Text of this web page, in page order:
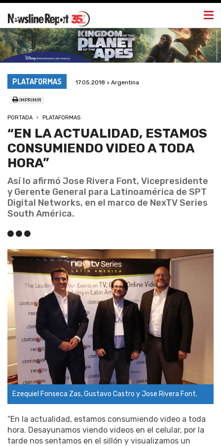
PLATAFORMAS 17.05.2018 > Argentina
IMPRIMIR
PORTADA PLATAFORMAS
“EN LA ACTUALIDAD, ESTAMOS
CONSUMIENDO VIDEO A TODA
HORA”
Así lo afirmó Jose Rivera Font, Vicepresidente
y Gerente General para Latinoamérica de SPT
Digital Networks, en el marco de NexTV Series
South América.
Ezequiel Fonseca Zas, Gustavo Castro y Jose Rivera Font.
“En la actualidad, estamos consumiendo video a toda
hora. Desayunamos viendo videos en el celular, por la
tarde nos sentamos en el sillón y visualizamos un